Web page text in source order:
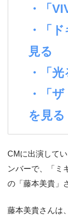
・「
・「
見る
・「
・「
を見る
CMに出演して
ンバーで、「ミ
の「藤本美貴」
藤本美貴さんは